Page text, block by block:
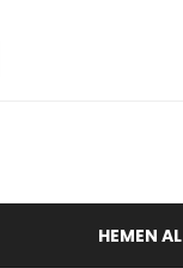
HEMEN AL